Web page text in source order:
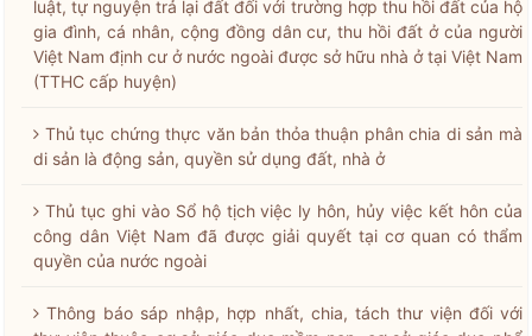
luật, tự nguyện trả lại đất đối với trường hợp thu hồi đất của hộ
gia đình, cá nhân, cộng đồng dân cư, thu hồi đất ở của người
Việt Nam định cư ở nước ngoài được sở hữu nhà ở tại Việt Nam
(TTHC cấp huyện)
Thủ tục chứng thực văn bản thỏa thuận phân chia di sản mà
di sản là động sản, quyền sử dụng đất, nhà ở
Thủ tục ghi vào Sổ hộ tịch việc ly hôn, hủy việc kết hôn của
công dân Việt Nam đã được giải quyết tại cơ quan có thẩm
quyền của nước ngoài
Thông báo sáp nhập, hợp nhất, chia, tách thư viện đối với